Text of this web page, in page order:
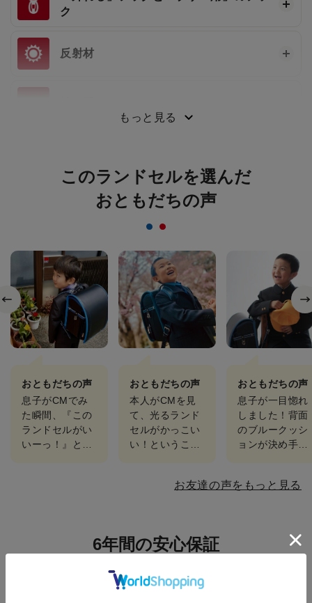
ク
反射材
もっと見る
このランドセルを選んだ
おともだちの声
おともだちの声
息子がCMでみ
た瞬間、『この
ランドセルがい
いーっ！』とと
おともだちの声
本人がCMを見
て、光るランド
セルがかっこい
い！ということ
青のステッチも
おともだちの声
息子が一目惚れ
しました！背面
のブルークッシ
ョンが決め手だ
専門店やイオン
お友達の声をもっと見る
6年間の安心保証